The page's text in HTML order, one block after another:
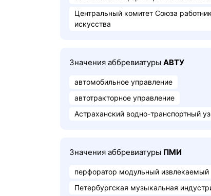
Центральный комитет Союза
искусства
Значения аббревиатуры АВТУ
автомобильное управление
автотракторное управление
Астраханский водно-транспортный
Значения аббревиатуры ПМИ
перфоратор модульный извлекаемый
Петербургская музыкальная